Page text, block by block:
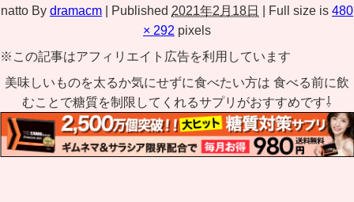
natto By dramacm | Published 2021年2月18日 | Full size is 480
× 292 pixels
※この記事はアフィリエイト広告を利用しています
美味しいものを太るか気にせずに食べたい方は 食べる前に飲
むことで糖質を制限してくれるサプリがおすすめです⇩